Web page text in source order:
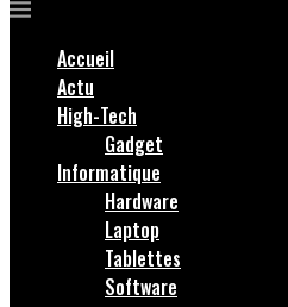
Accueil
Actu
High-Tech
Gadget
Informatique
Hardware
Laptop
Tablettes
Software